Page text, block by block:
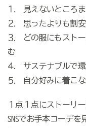
⒈ 見えないところま
⒉ 思ったよりも割安
⒊ どの服にもストー
む
⒋ サステナブルで環
⒌ 自分好みに着こ
１点１点にストーリ
SNSでお手本コーデ